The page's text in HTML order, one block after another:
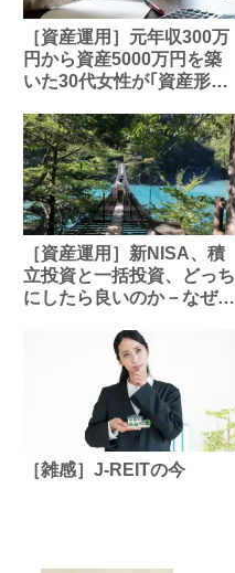
［資産運用］元年収300万
円から資産5000万円を築
いた30代女性が｢資産形成
先
［資産運用］新NISA、積
立投資と一括投資、どっち
にしたら良いのか－なぜ米
［雑感］J-REITの今